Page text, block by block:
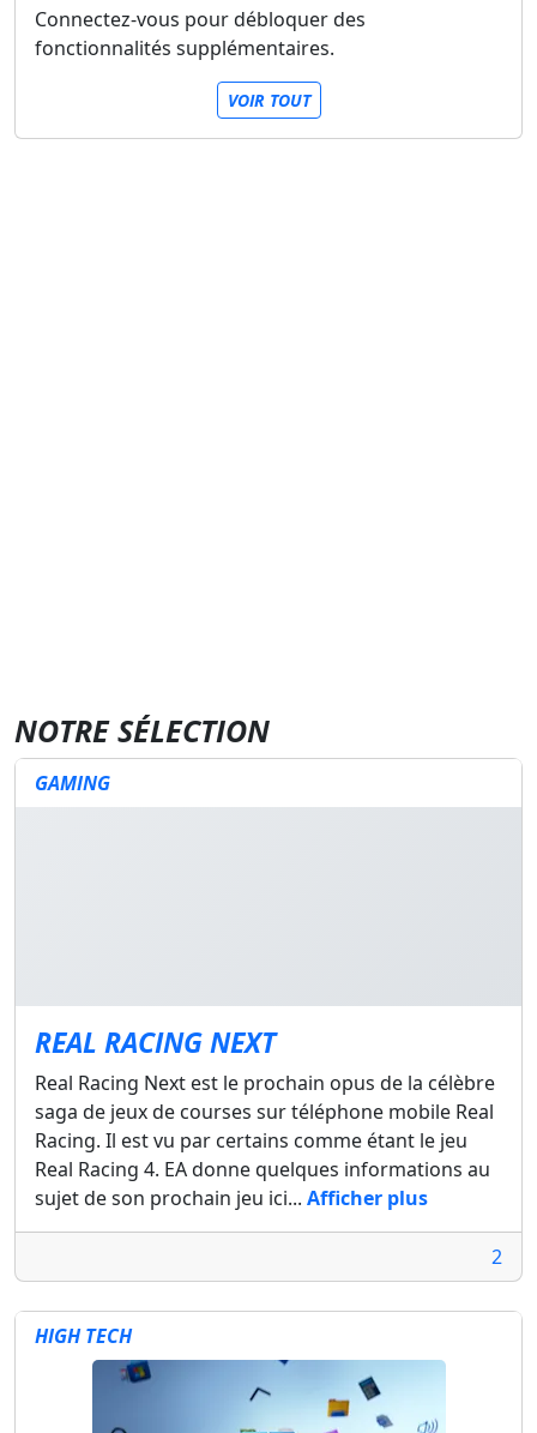
Connectez-vous pour débloquer des
fonctionnalités supplémentaires.
VOIR TOUT
NOTRE SÉLECTION
GAMING
REAL RACING NEXT
Real Racing Next est le prochain opus de la célèbre
saga de jeux de courses sur téléphone mobile Real
Racing. Il est vu par certains comme étant le jeu
Real Racing 4. EA donne quelques informations au
sujet de son prochain jeu ici... Afficher plus
2
HIGH TECH